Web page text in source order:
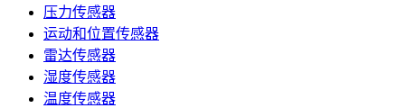
压力传感器
运动和位置传感器
雷达传感器
湿度传感器
温度传感器